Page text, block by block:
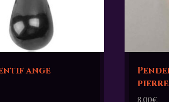
ange
8,00€